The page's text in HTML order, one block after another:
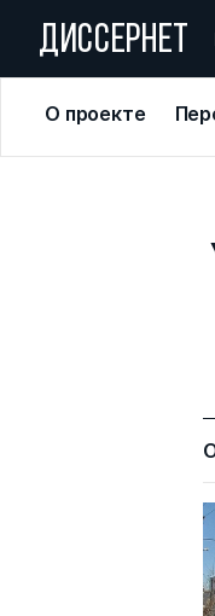
ДИССЕРНЕТ
О проекте